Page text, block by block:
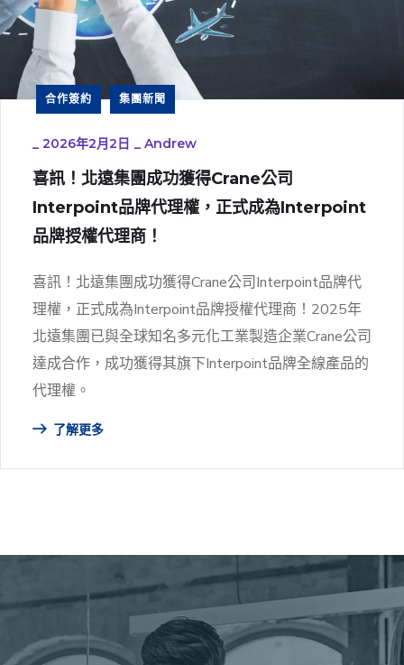
合作簽約 集團新聞
_ 2026年2月2日 _ Andrew
喜訊！北遠集團成功獲得Crane公司
Interpoint品牌代理權，正式成為Interpoint
品牌授權代理商！
喜訊！北遠集團成功獲得Crane公司Interpoint品牌代
理權，正式成為Interpoint品牌授權代理商！2025年
北遠集團已與全球知名多元化工業製造企業Crane公司
達成合作，成功獲得其旗下Interpoint品牌全線產品的
代理權。
了解更多